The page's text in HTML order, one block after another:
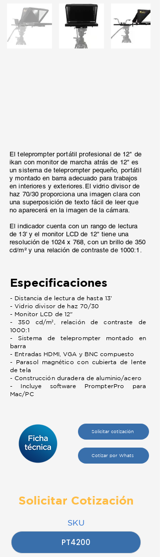
El teleprompter portátil profesional de 12" de
ikan con monitor de marcha atrás de 12" es
un sistema de teleprompter pequeño, portátil
y montado en barra adecuado para trabajos
en interiores y exteriores.El vidrio divisor de
haz 70/30 proporciona una imagen clara con
una superposición de texto fácil de leer que
no aparecerá en la imagen de la cámara.
El indicador cuenta con un rango de lectura
de 13' y el monitor LCD de 12" tiene una
resolución de 1024 x 768, con un brillo de 350
cd/m² y una relación de contraste de 1000:1.
Especificaciones
- Distancia de lectura de hasta 13'
- Vidrio divisor de haz 70/30
- Monitor LCD de 12"
- 350 cd/m², relación de contraste de
1000:1
- Sistema de teleprompter montado en
barra
- Entradas HDMI, VGA y BNC compuesto
- Parasol magnético con cubierta de lente
de tela
- Construcción duradera de aluminio/acero
- Incluye software PrompterPro para
Mac/PC
Solicitar cotización
Cotizar por Whats
Solicitar Cotización
SKU